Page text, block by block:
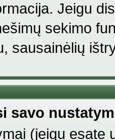
Jeigu
sekimo
sausainėlių
savo
(jeigu esate